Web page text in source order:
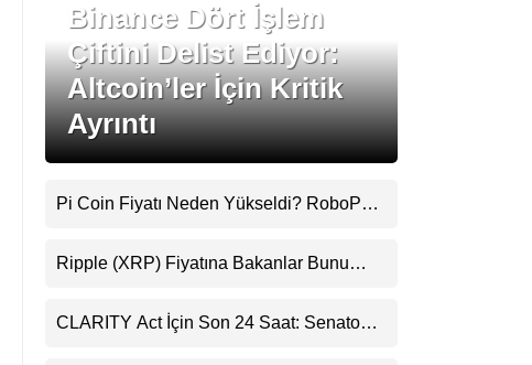
Binance Dört İşlem
Çiftini Delist Ediyor:
Altcoin’ler İçin Kritik
Ayrıntı
Pi Coin Fiyatı Neden Yükseldi? RoboPay
Destekledi
Ripple (XRP) Fiyatına Bakanlar Bunu
Uyarı
CLARITY Act İçin Son 24 Saat: Senato